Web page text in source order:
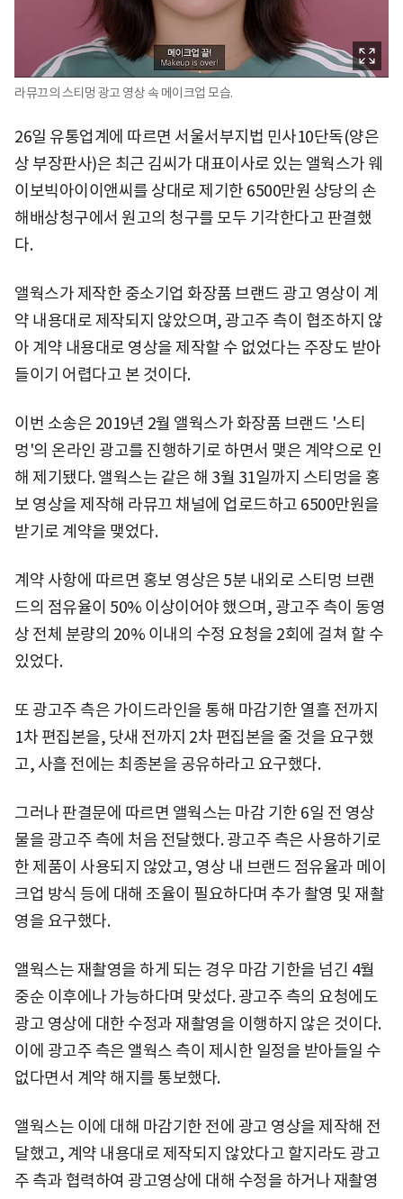
라뮤끄의 스티멍 광고 영상 속 메이크업 모습.
26일 유통업계에 따르면 서울서부지법 민사10단독(양은
상 부장판사)은 최근 김씨가 대표이사로 있는 앨웍스가 웨
이보빅아이이앤씨를 상대로 제기한 6500만원 상당의 손
해배상청구에서 원고의 청구를 모두 기각한다고 판결했
다.
앨웍스가 제작한 중소기업 화장품 브랜드 광고 영상이 계
약 내용대로 제작되지 않았으며, 광고주 측이 협조하지 않
아 계약 내용대로 영상을 제작할 수 없었다는 주장도 받아
들이기 어렵다고 본 것이다.
이번 소송은 2019년 2월 앨웍스가 화장품 브랜드 '스티
멍'의 온라인 광고를 진행하기로 하면서 맺은 계약으로 인
해 제기됐다. 앨웍스는 같은 해 3월 31일까지 스티멍을 홍
보 영상을 제작해 라뮤끄 채널에 업로드하고 6500만원을
받기로 계약을 맺었다.
계약 사항에 따르면 홍보 영상은 5분 내외로 스티멍 브랜
드의 점유율이 50% 이상이어야 했으며, 광고주 측이 동영
상 전체 분량의 20% 이내의 수정 요청을 2회에 걸쳐 할 수
있었다.
또 광고주 측은 가이드라인을 통해 마감기한 열흘 전까지
1차 편집본을, 닷새 전까지 2차 편집본을 줄 것을 요구했
고, 사흘 전에는 최종본을 공유하라고 요구했다.
그러나 판결문에 따르면 앨웍스는 마감 기한 6일 전 영상
물을 광고주 측에 처음 전달했다. 광고주 측은 사용하기로
한 제품이 사용되지 않았고, 영상 내 브랜드 점유율과 메이
크업 방식 등에 대해 조율이 필요하다며 추가 촬영 및 재촬
영을 요구했다.
앨웍스는 재촬영을 하게 되는 경우 마감 기한을 넘긴 4월
중순 이후에나 가능하다며 맞섰다. 광고주 측의 요청에도
광고 영상에 대한 수정과 재촬영을 이행하지 않은 것이다.
이에 광고주 측은 앨웍스 측이 제시한 일정을 받아들일 수
없다면서 계약 해지를 통보했다.
앨웍스는 이에 대해 마감기한 전에 광고 영상을 제작해 전
달했고, 계약 내용대로 제작되지 않았다고 할지라도 광고
주 측과 협력하여 광고영상에 대해 수정을 하거나 재촬영